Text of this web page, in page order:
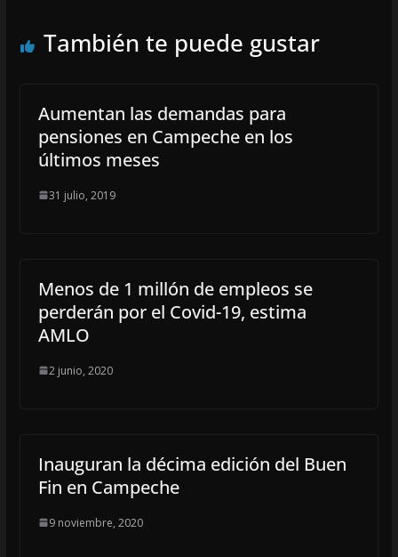
También te puede gustar
Aumentan las demandas para
pensiones en Campeche en los
últimos meses
31 julio, 2019
Menos de 1 millón de empleos se
perderán por el Covid-19, estima
AMLO
2 junio, 2020
Inauguran la décima edición del Buen
Fin en Campeche
9 noviembre, 2020